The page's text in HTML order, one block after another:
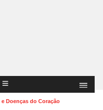
Doenças do Coração